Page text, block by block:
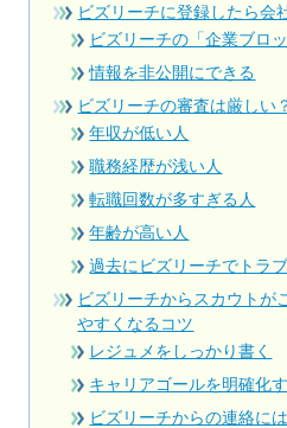
ビズリーチに登録したら会
ビズリーチの「企業ブロ
情報を非公開にできる
ビズリーチの審査は厳しい
年収が低い人
職務経歴が浅い人
転職回数が多すぎる人
年齢が高い人
過去にビズリーチでトラ
ビズリーチからスカウトが
やすくなるコツ
レジュメをしっかり書く
キャリアゴールを明確化
ビズリーチからの連絡に